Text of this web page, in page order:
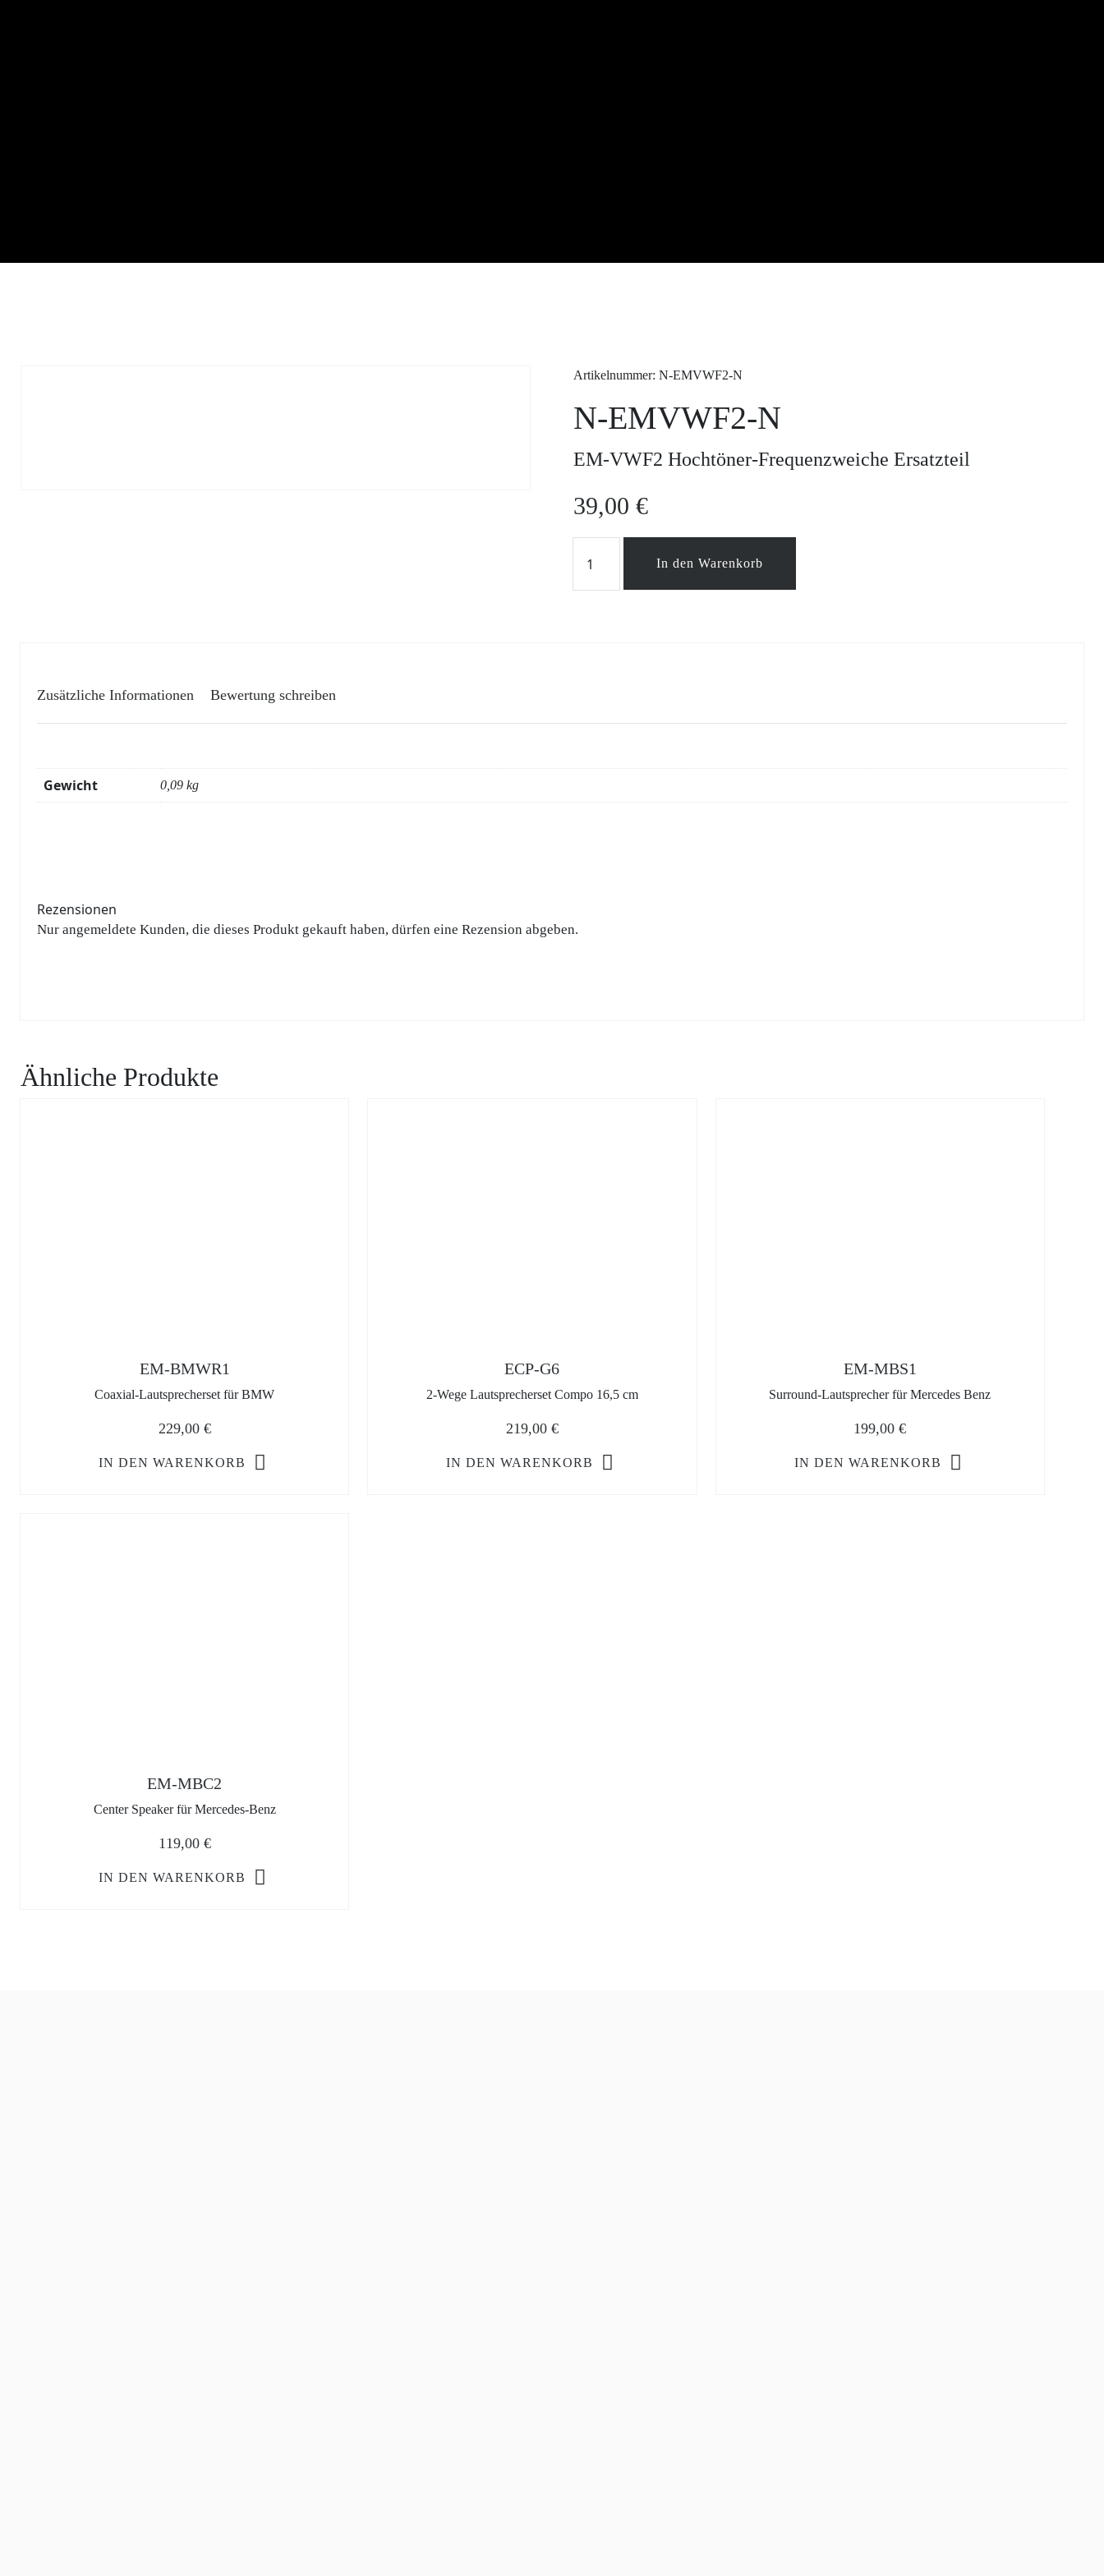
Artikelnummer: N-EMVWF2-N
N-EMVWF2-N
EM-VWF2 Hochtöner-Frequenzweiche Ersatzteil
39,00 €
EMVWF2-
N
In den Warenkorb
Zusätzliche Informationen Bewertung schreiben
Gewicht 0,09 kg
Rezensionen
Nur angemeldete Kunden, die dieses Produkt gekauft haben, dürfen eine Rezension abgeben.
Ähnliche Produkte
EM-BMWR1
Coaxial-Lautsprecherset für BMW
229,00 €
IN DEN WARENKORB
ECP-G6
2-Wege Lautsprecherset Compo 16,5 cm
219,00 €
IN DEN WARENKORB
EM-MBS1
Surround-Lautsprecher für Mercedes Benz
199,00€
IN DEN WARENKORB
EM-MBC2
Center Speaker für Mercedes-Benz
119,00 €
IN DEN WARENKORB